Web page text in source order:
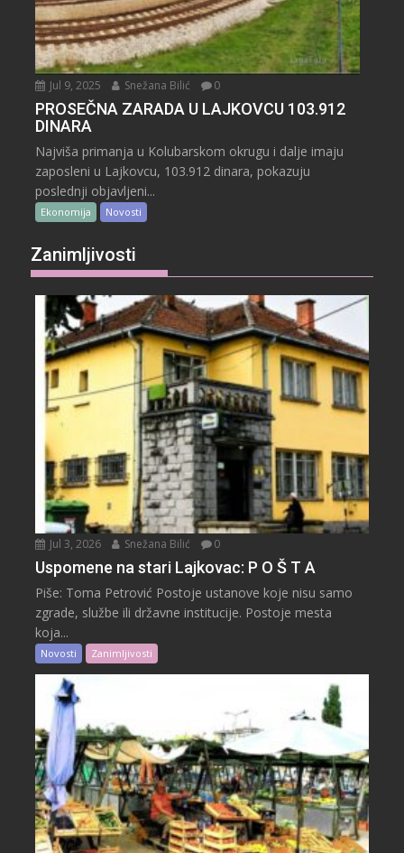
Jul 9, 2025 Snežana Bilić 0
PROSEČNA ZARADA U LAJKOVCU 103.912
DINARA
Najviša primanja u Kolubarskom okrugu i dalje imaju
zaposleni u Lajkovcu, 103.912 dinara, pokazuju
poslednji objavljeni...
Ekonomija Novosti
Zanimljivosti
Jul 3, 2026 Snežana Bilić 0
Uspomene na stari Lajkovac: P O Š T A
Piše: Toma Petrović Postoje ustanove koje nisu samo
zgrade, službe ili državne institucije. Postoje mesta
koja...
Novosti Zanimljivosti